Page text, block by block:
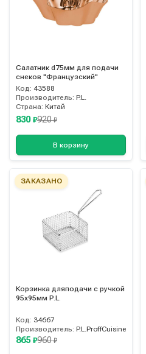
Салатник d75мм для подачи
снеков "Французский"
Код: 43588
Производитель: P.L.
Страна: Китай
830 ₽920₽
В корзину
ЗАКАЗАНО
Корзинка дляподачи с ручкой
95х95мм P.L.
Код: 34667
Производитель: P.L.ProffCuisine
865 ₽960₽